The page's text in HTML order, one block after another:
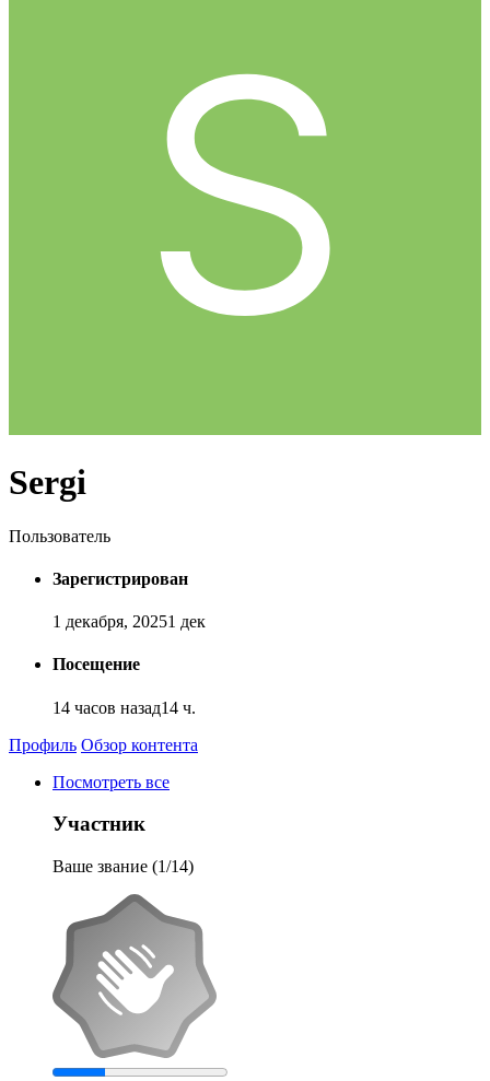
Sergi
Пользователь
Зарегистрирован
1 декабря, 20251 дек
Посещение
14 часов назад14 ч.
Профиль Обзор контента
Посмотреть все
Участник
Ваше звание (1/14)